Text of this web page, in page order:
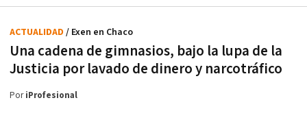
Una cadena de gimnasios, bajo la lupa de la
Justicia por lavado de dinero y narcotráfico
ACTUALIDAD / Exen en Chaco
PoriProfesional